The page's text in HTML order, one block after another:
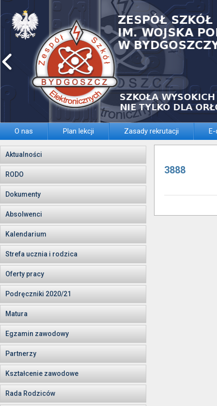
O nas Plan lekcji Zasady rekrutacji
Aktualności
RODO
Dokumenty
Absolwenci
Kalendarium
Strefa ucznia i rodzica
Oferty pracy
Podręczniki 2020/21
Matura
Egzamin zawodowy
Partnerzy
Kształcenie zawodowe
Rada Rodziców
3888